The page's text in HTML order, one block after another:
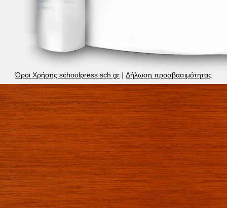
Όροι Χρήσης schoolpress.sch.gr | Δήλωση προσβασιμότητας